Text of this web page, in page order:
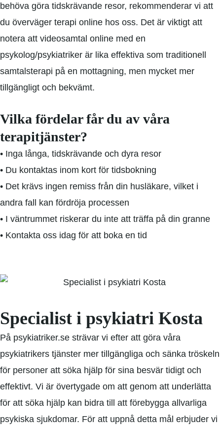
behöva göra tidskrävande resor, rekommenderar vi att
du överväger terapi online hos oss. Det är viktigt att
notera att videosamtal online med en
psykolog/psykiatriker är lika effektiva som traditionell
samtalsterapi på en mottagning, men mycket mer
tillgängligt och bekvämt.
Vilka fördelar får du av våra
terapitjänster?
• Inga långa, tidskrävande och dyra resor
• Du kontaktas inom kort för tidsbokning
• Det krävs ingen remiss från din husläkare, vilket i
andra fall kan fördröja processen
• I väntrummet riskerar du inte att träffa på din granne
• Kontakta oss idag för att boka en tid
Specialist i psykiatri Kosta
På psykiatriker.se strävar vi efter att göra våra
psykiatrikers tjänster mer tillgängliga och sänka tröskeln
för personer att söka hjälp för sina besvär tidigt och
effektivt. Vi är övertygade om att genom att underlätta
för att söka hjälp kan bidra till att förebygga allvarliga
psykiska sjukdomar. För att uppnå detta mål erbjuder vi